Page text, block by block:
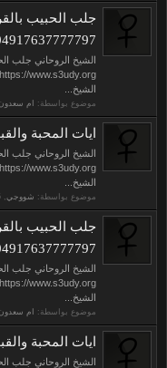
جلب الحبيب
www.s3udy.org
الشيخ...
موضوع بواسطة: ام
ايات المحبة والقبول
www.s3udy.org
الشيخ...
موضوع بواسطة: شووجي,
جلب الحبيب
www.s3udy.org
الشيخ...
موضوع بواسطة: ام
ايات المحبة والقبول